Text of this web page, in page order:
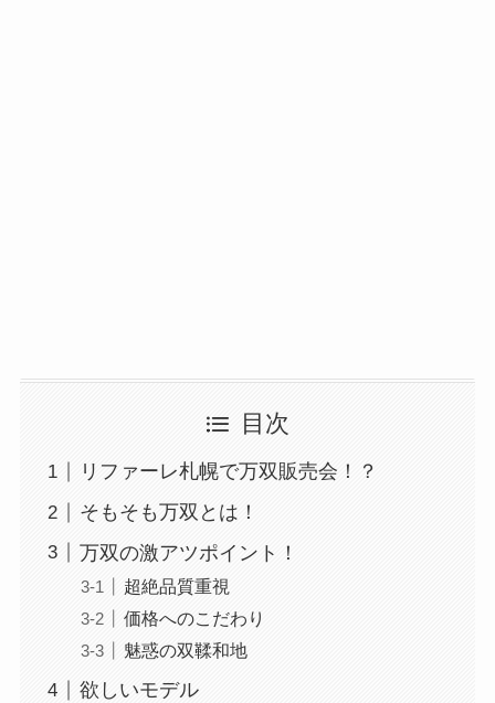
目次
リファーレ札幌で万双販売会！？
そもそも万双とは！
万双の激アツポイント！
超絶品質重視
価格へのこだわり
魅惑の双鞣和地
欲しいモデル